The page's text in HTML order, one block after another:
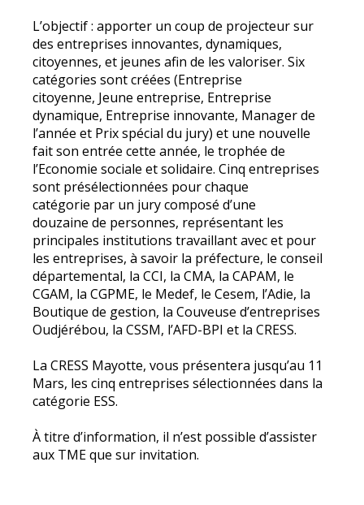
L’objectif : apporter un coup de projecteur sur
des entreprises innovantes, dynamiques,
citoyennes, et jeunes afin de les valoriser. Six
catégories sont créées (Entreprise
citoyenne, Jeune entreprise, Entreprise
dynamique, Entreprise innovante, Manager de
l’année et Prix spécial du jury) et une nouvelle
fait son entrée cette année, le trophée de
l’Economie sociale et solidaire. Cinq entreprises
sont présélectionnées pour chaque
catégorie par un jury composé d’une
douzaine de personnes, représentant les
principales institutions travaillant avec et pour
les entreprises, à savoir la préfecture, le conseil
départemental, la CCI, la CMA, la CAPAM, le
CGAM, la CGPME, le Medef, le Cesem, l’Adie, la
Boutique de gestion, la Couveuse d’entreprises
Oudjérébou, la CSSM, l’AFD-BPI et la CRESS.
La CRESS Mayotte, vous présentera jusqu’au 11
Mars, les cinq entreprises sélectionnées dans la
catégorie ESS.
À titre d’information, il n’est possible d’assister
aux TME que sur invitation.